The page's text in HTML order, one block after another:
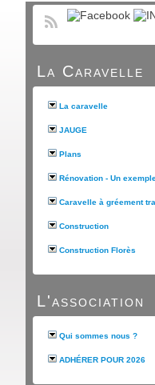
La Caravelle
La caravelle
JAUGE
Plans
Rénovation - Un
Caravelle à gréement
Construction
Construction Florès
L'association
Qui sommes nous ?
ADHÉRER POUR 2026